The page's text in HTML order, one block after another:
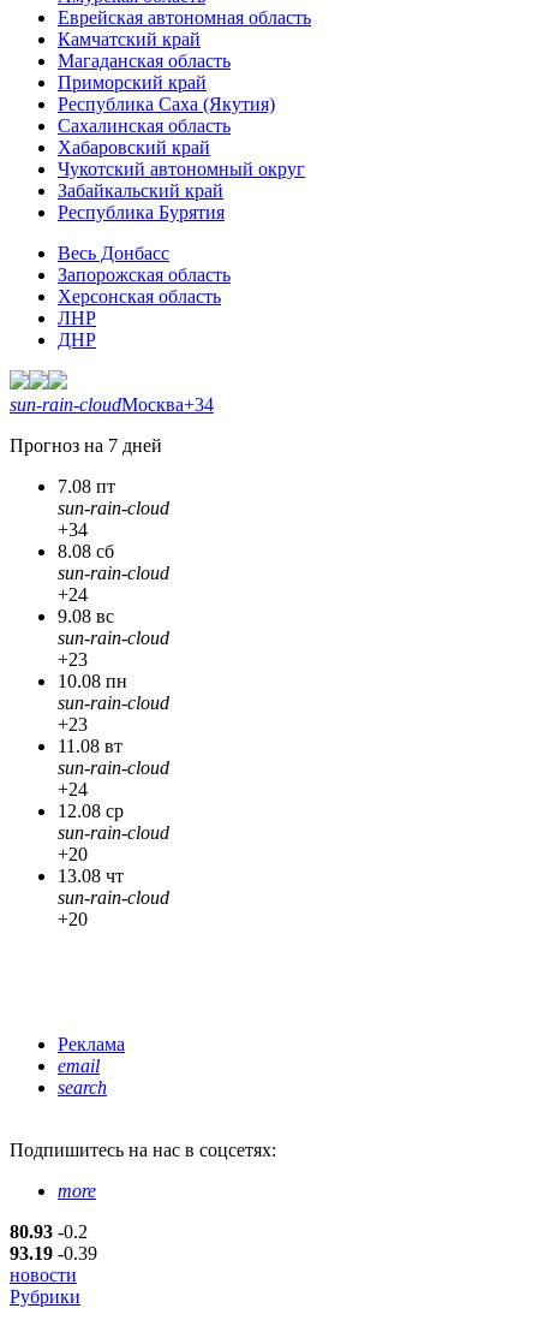
Еврейская автономная область
Камчатский край
Магаданская область
Приморский край
Республика Саха (Якутия)
Сахалинская область
Хабаровский край
Чукотский автономный округ
Забайкальский край
Республика Бурятия
Весь Донбасс
Запорожская область
Херсонская область
ЛНР
ДНР
sun-rain-cloudМосква+34
Прогноз на 7 дней
7.08 пт
sun-rain-cloud
+34
8.08 сб
sun-rain-cloud
+24
9.08 вс
sun-rain-cloud
+23
10.08 пн
sun-rain-cloud
+23
11.08 вт
sun-rain-cloud
+24
12.08 ср
sun-rain-cloud
+20
13.08 чт
sun-rain-cloud
+20
Реклама
email
search
Подпишитесь на нас в соцсетях:
more
80.93 -0.2
93.19 -0.39
новости
Рубрики